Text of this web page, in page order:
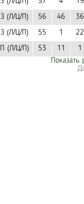
З (Л/Ц/П) 56 46 36
З (Л/Ц/П) 55 1 22
П (Л/Ц/П) 53 11
1
Показать